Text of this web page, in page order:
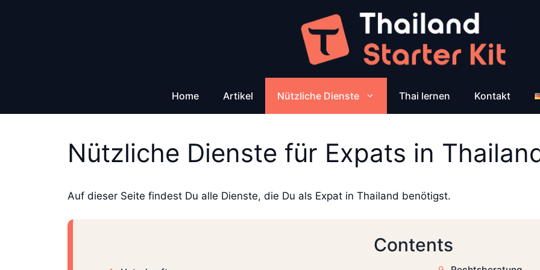
Home Artikel Nützliche Dienste Thai lernen Kontakt
Nützliche Dienste für Expats in
Auf dieser Seite findest Du alle Dienste, die Du als Expat in Thailand benötigst.
Contents